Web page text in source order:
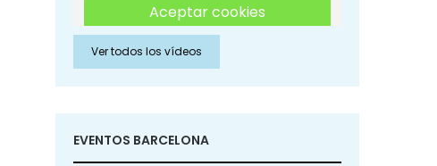
Aceptar cookies
Aceptar cookies de Redes
Sociales
Ver todos los vídeos
EVENTOS BARCELONA